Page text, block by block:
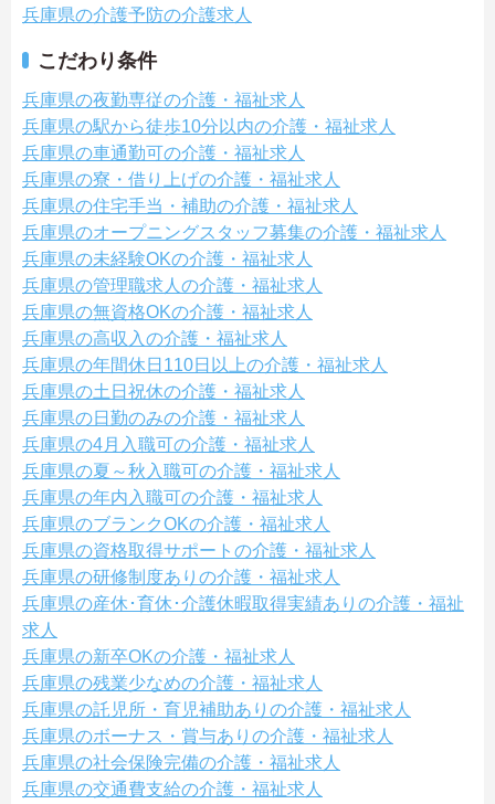
兵庫県の介護予防の介護求人
こだわり条件
兵庫県の夜勤専従の介護・福祉求人
兵庫県の駅から徒歩10分以内の介護・福祉求人
兵庫県の車通勤可の介護・福祉求人
兵庫県の寮・借り上げの介護・福祉求人
兵庫県の住宅手当・補助の介護・福祉求人
兵庫県のオープニングスタッフ募集の介護・福祉求人
兵庫県の未経験OKの介護・福祉求人
兵庫県の管理職求人の介護・福祉求人
兵庫県の無資格OKの介護・福祉求人
兵庫県の高収入の介護・福祉求人
兵庫県の年間休日110日以上の介護・福祉求人
兵庫県の土日祝休の介護・福祉求人
兵庫県の日勤のみの介護・福祉求人
兵庫県の4月入職可の介護・福祉求人
兵庫県の夏～秋入職可の介護・福祉求人
兵庫県の年内入職可の介護・福祉求人
兵庫県のブランクOKの介護・福祉求人
兵庫県の資格取得サポートの介護・福祉求人
兵庫県の研修制度ありの介護・福祉求人
兵庫県の産休･育休･介護休暇取得実績ありの介護・福祉
求人
兵庫県の新卒OKの介護・福祉求人
兵庫県の残業少なめの介護・福祉求人
兵庫県の託児所・育児補助ありの介護・福祉求人
兵庫県のボーナス・賞与ありの介護・福祉求人
兵庫県の社会保険完備の介護・福祉求人
兵庫県の交通費支給の介護・福祉求人